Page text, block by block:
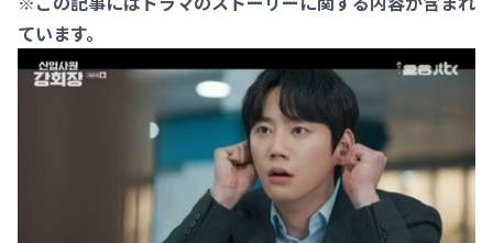
ています。